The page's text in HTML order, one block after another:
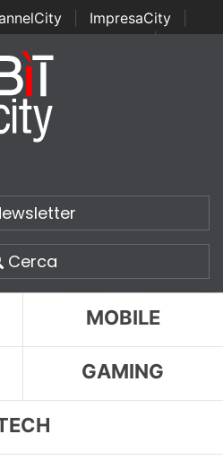
ImpresaCity
Channel Awards | Italian
Security Awards
Cerca
MOBILE
GAMING